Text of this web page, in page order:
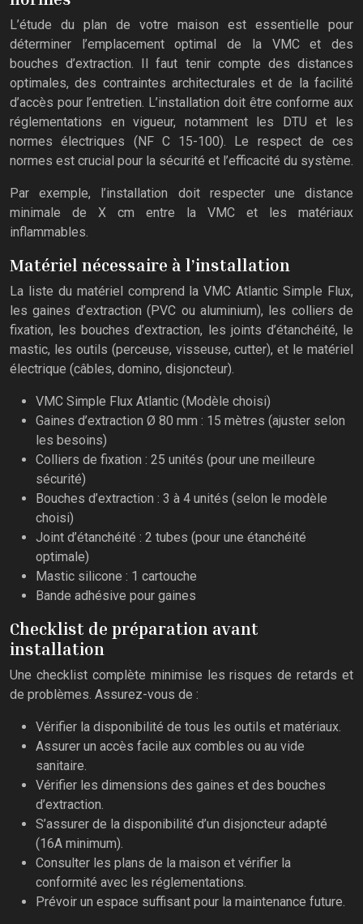
L’étude du plan de votre maison est essentielle pour
déterminer l’emplacement optimal de la VMC et des
bouches d’extraction. Il faut tenir compte des distances
optimales, des contraintes architecturales et de la facilité
d’accès pour l’entretien. L’installation doit être conforme aux
réglementations en vigueur, notamment les DTU et les
normes électriques (NF C 15-100). Le respect de ces
normes est crucial pour la sécurité et l’efficacité du système.
Par exemple, l’installation doit respecter une distance
minimale de X cm entre la VMC et les matériaux
inflammables.
Matériel nécessaire à l’installation
La liste du matériel comprend la VMC Atlantic Simple Flux,
les gaines d’extraction (PVC ou aluminium), les colliers de
fixation, les bouches d’extraction, les joints d’étanchéité, le
mastic, les outils (perceuse, visseuse, cutter), et le matériel
électrique (câbles, domino, disjoncteur).
VMC Simple Flux Atlantic (Modèle choisi)
Gaines d’extraction Ø 80 mm : 15 mètres (ajuster selon
les besoins)
Colliers de fixation : 25 unités (pour une meilleure
sécurité)
Bouches d’extraction : 3 à 4 unités (selon le modèle
choisi)
Joint d’étanchéité : 2 tubes (pour une étanchéité
optimale)
Mastic silicone : 1 cartouche
Bande adhésive pour gaines
Checklist de préparation avant
installation
Une checklist complète minimise les risques de retards et
de problèmes. Assurez-vous de :
Vérifier la disponibilité de tous les outils et matériaux.
Assurer un accès facile aux combles ou au vide
sanitaire.
Vérifier les dimensions des gaines et des bouches
d’extraction.
S’assurer de la disponibilité d’un disjoncteur adapté
(16A minimum).
Consulter les plans de la maison et vérifier la
conformité avec les réglementations.
Prévoir un espace suffisant pour la maintenance future.